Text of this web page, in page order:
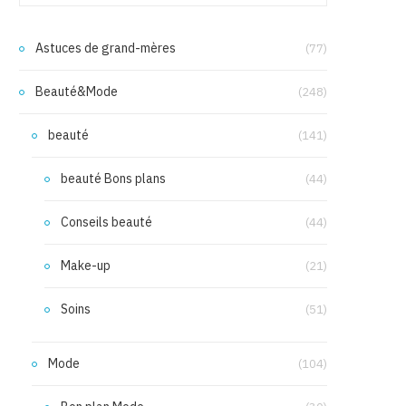
Astuces de grand-mères (77)
Beauté&Mode (248)
beauté (141)
beauté Bons plans (44)
Conseils beauté (44)
Make-up (21)
Soins (51)
Mode (104)